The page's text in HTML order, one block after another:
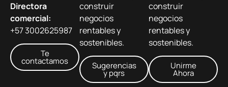
Directora
comercial:
+57 3002625987
Te
contactamos
construir
negocios
rentables y
sostenibles.
Sugerencias
y pqrs
construir
negocios
rentables y
sostenibles.
Unirme
Ahora